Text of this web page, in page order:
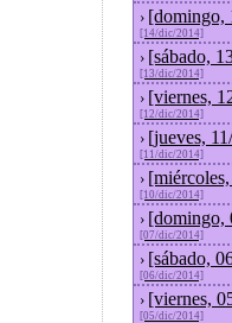
› [domingo,
[14/dic/2014]
› [sábado,
[13/dic/2014]
› [viernes,
[12/dic/2014]
› [jueves,
[11/dic/2014]
›
[10/dic/2014]
› [domingo,
[07/dic/2014]
› [sábado,
[06/dic/2014]
› [viernes,
[05/dic/2014]